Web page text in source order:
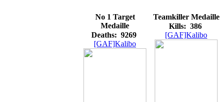
No 1 Target
Medaille
Deaths: 9269
[GAF]Kalibo
Teamkiller Medaille
Kills: 386
[GAF]Kalibo